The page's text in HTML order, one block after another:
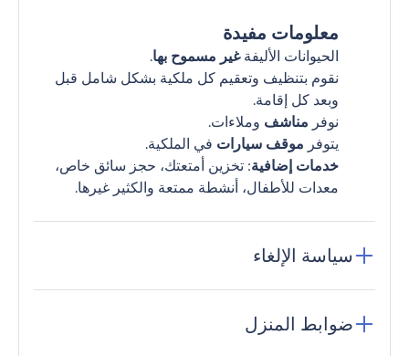
معلومات مفيدة
الحيوانات الأليفةغير مسموح بها.
نقوم بتنظيف وتعقيم كل ملكية بشكل شامل قبل
وبعد كل إقامة.
نوفر مناشف وملاءات.
يتوفر موقف سيارات في الملكية.
خدمات إضافية: تخزين أمتعتك، حجز سائق خاص،
معدات للأطفال، أنشطة ممتعة والكثير غيرها.
سياسة الإلغاء
ضوابط المنزل